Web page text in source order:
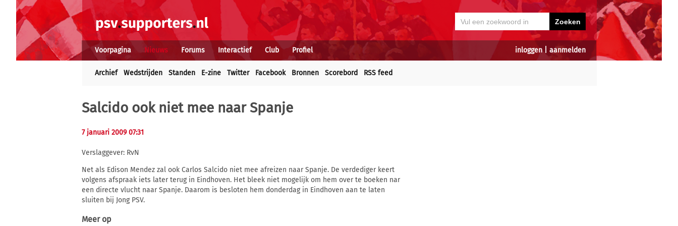
inloggen| aanmelden
Voorpagina Nieuws Forums Interactief Club Profiel
Archief Wedstrijden Standen E-zine Twitter Facebook Bronnen Scorebord RSS feed
Salcido ook niet mee naar Spanje
7 januari 2009 07:31
Verslaggever: RvN
Net als Edison Mendez zal ook Carlos Salcido niet mee afreizen naar Spanje. De verdediger keert
volgens afspraak iets later terug in Eindhoven. Het bleek niet mogelijk om hem over te boeken nar
een directe vlucht naar Spanje. Daarom is besloten hem donderdag in Eindhoven aan te laten
sluiten bij Jong PSV.
Meer op